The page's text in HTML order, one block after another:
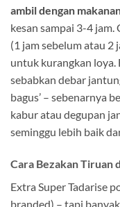
ambil dengan
kesan sampai 3-4
(1 jam sebelum atau 2
untuk kurangkan loya.
sebabkan debar
bagus’ – sebenarnya
kabur atau degupan
seminggu lebih baik
Cara Bezakan Tiruan
Extra Super Tadarise
branded) – tapi